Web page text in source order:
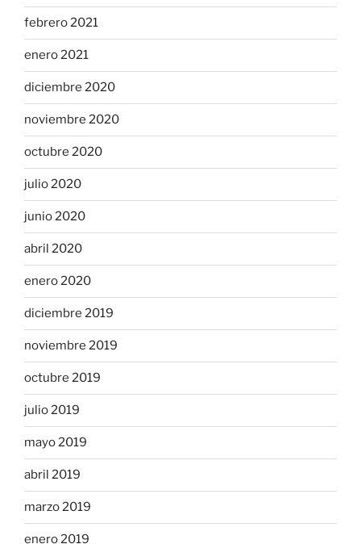
febrero 2021
enero 2021
diciembre 2020
noviembre 2020
octubre 2020
julio 2020
junio 2020
abril 2020
enero 2020
diciembre 2019
noviembre 2019
octubre 2019
julio 2019
mayo 2019
abril 2019
marzo 2019
enero 2019